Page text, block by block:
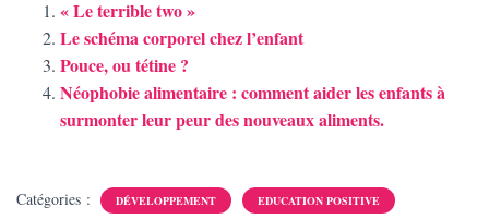
« Le terrible two »
Le schéma corporel chez l’enfant
Pouce, ou tétine ?
Néophobie alimentaire : comment aider les enfants à
surmonter leur peur des nouveaux aliments.
Catégories : DÉVELOPPEMENT EDUCATION POSITIVE